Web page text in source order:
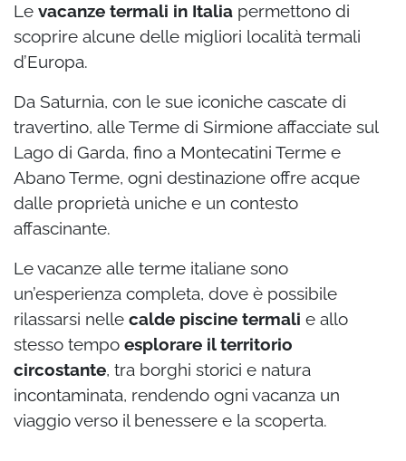
Le vacanze termali in Italia permettono di
scoprire alcune delle migliori località termali
d’Europa.
Da Saturnia, con le sue iconiche cascate di
travertino, alle Terme di Sirmione affacciate sul
Lago di Garda, fino a Montecatini Terme e
Abano Terme, ogni destinazione offre acque
dalle proprietà uniche e un contesto
affascinante.
Le vacanze alle terme italiane sono
un’esperienza completa, dove è possibile
rilassarsi nelle calde piscine termali e allo
stesso tempo esplorare il territorio
circostante, tra borghi storici e natura
incontaminata, rendendo ogni vacanza un
viaggio verso il benessere e la scoperta.